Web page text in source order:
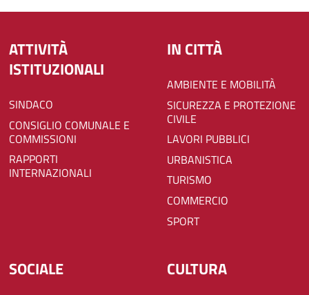
ATTIVITÀ
ISTITUZIONALI
SINDACO
CONSIGLIO COMUNALE E
COMMISSIONI
RAPPORTI
INTERNAZIONALI
IN CITTÀ
AMBIENTE E MOBILITÀ
SICUREZZA E PROTEZIONE
CIVILE
LAVORI PUBBLICI
URBANISTICA
TURISMO
COMMERCIO
SPORT
SOCIALE CULTURA